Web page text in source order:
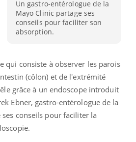
Un gastro-entérologue de la
Mayo Clinic partage ses
conseils pour faciliter son
absorption.
qui consiste à observer les parois
(côlon) et de l'extrémité
grâce à un endoscope introduit
Ebner, gastro-entérologue de la
conseils pour faciliter la